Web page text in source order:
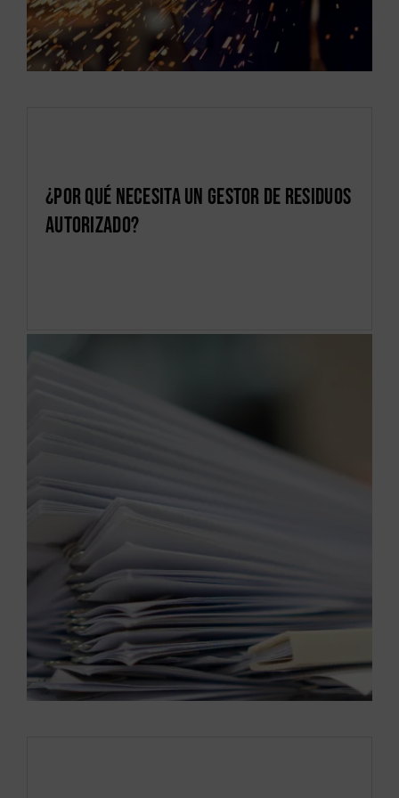
¿Por qué necesita un gestor de residuos
autorizado?